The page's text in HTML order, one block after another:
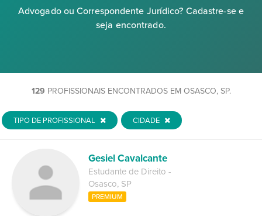
Advogado ou Correspondente Jurídico? Cadastre-se e
seja encontrado.
129 PROFISSIONAIS ENCONTRADOS EM OSASCO, SP.
TIPO DE PROFISSIONAL CIDADE
Gesiel Cavalcante
Estudante de Direito -
Osasco, SP
PREMIUM